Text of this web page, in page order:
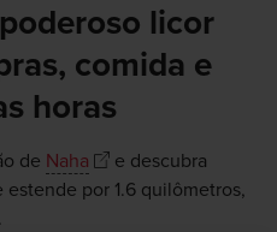
licor
comida e
horas
de Naha
e descubra
estende por 1.6 quilômetros,